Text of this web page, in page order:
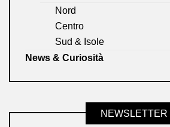
Nord
Centro
Sud & Isole
News & Curiosità
NEWSLETTER